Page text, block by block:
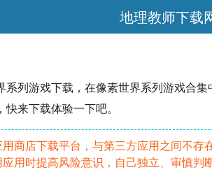
地理教师下载
系列游戏下载，在像素世界系列游戏合
来下载体验一下吧。
商店下载平台，与第三方应用之间不
用时提高风险意识，自己独立、审慎判